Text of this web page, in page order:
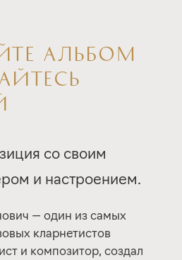
АЛЬБОМ
со своим
и настроением.
— один из самых
кларнетистов
и композитор, создал